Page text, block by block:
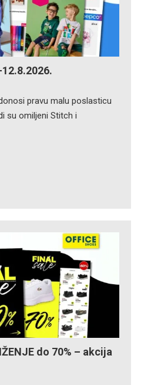
pravu malu poslasticu
su omiljeni Stitch i
do 70% – akcija